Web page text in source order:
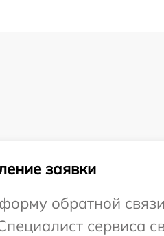
заявки
обратной
сервиса